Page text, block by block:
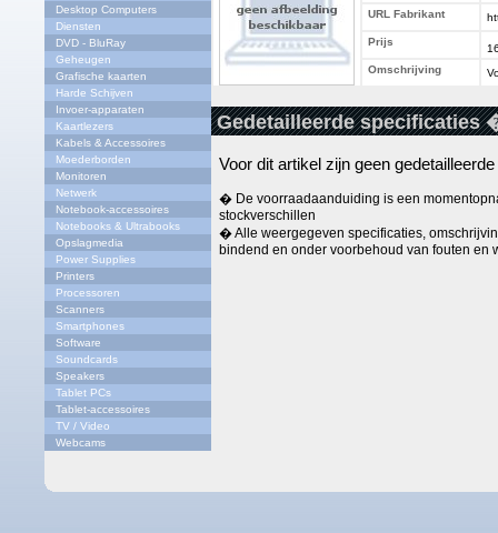
Desktop Computers
Diensten
DVD - BluRay
Geheugen
Grafische kaarten
Harde Schijven
Invoer-apparaten
Kaartlezers
Kabels & Accessoires
Moederborden
Monitoren
Netwerk
Notebook-accessoires
Notebooks & Ultrabooks
Opslagmedia
Power Supplies
Printers
Processoren
Scanners
Smartphones
Software
Soundcards
Speakers
Tablet PCs
Tablet-accessoires
TV / Video
Webcams
URL Fabrikant
Prijs
Omschrijving
Gedetailleerde specificaties
Voor dit artikel zijn geen
� De voorraadaanduiding is een
stockverschillen
� Alle weergegeven specificaties,
bindend en onder voorbehoud van fouten en